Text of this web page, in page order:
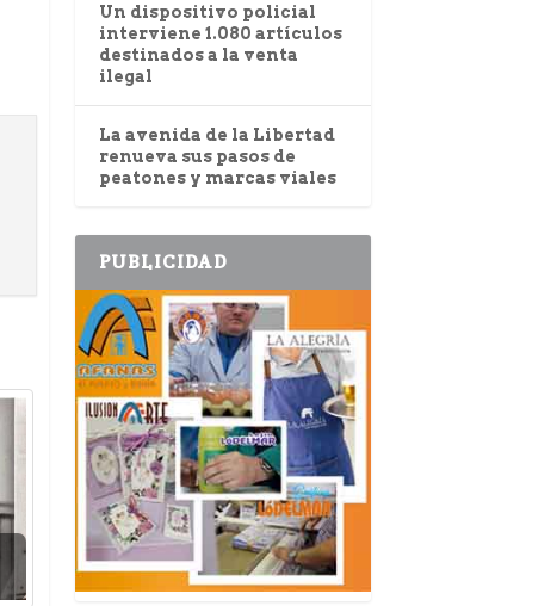
Un dispositivo policial
interviene 1.080 artículos
destinados a la venta
ilegal
La avenida de la Libertad
renueva sus pasos de
peatones y marcas viales
PUBLICIDAD